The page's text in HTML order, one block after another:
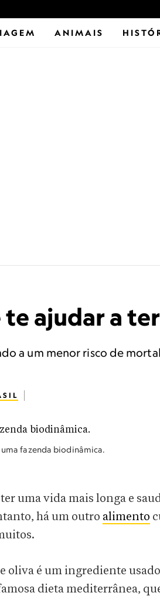
ANIMAIS
ajudar a
a um menor risco de
fazenda biodinâmica.
uma vida mais longa e
há um outro alimento
oliva é um ingrediente
dieta mediterrânea,